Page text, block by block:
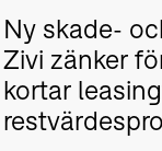
Ny skade-
Zivi zänker
kortar